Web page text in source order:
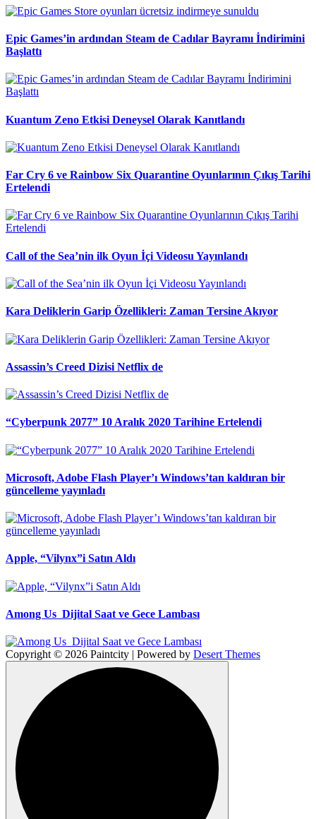
Epic Games’in ardından Steam de Cadılar Bayramı İndirimini
Başlattı
Kuantum Zeno Etkisi Deneysel Olarak Kanıtlandı
Far Cry 6 ve Rainbow Six Quarantine Oyunlarının Çıkış Tarihi
Ertelendi
Call of the Sea’nin ilk Oyun İçi Videosu Yayınlandı
Kara Deliklerin Garip Özellikleri: Zaman Tersine Akıyor
Assassin’s Creed Dizisi Netflix de
“Cyberpunk 2077” 10 Aralık 2020 Tarihine Ertelendi
Microsoft, Adobe Flash Player’ı Windows’tan kaldıran bir
güncelleme yayınladı
Apple, “Vilynx”i Satın Aldı
Among Us Dijital Saat ve Gece Lambası
Copyright © 2026 Paintcity | Powered by Desert Themes